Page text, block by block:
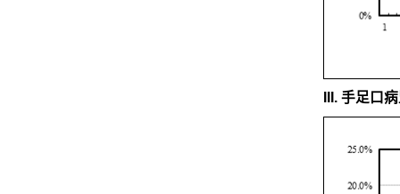
III. 手足口